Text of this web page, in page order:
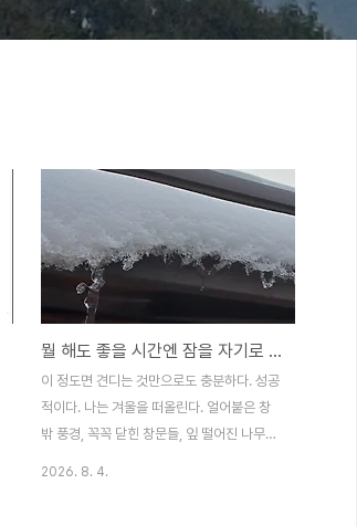
뭘 해도 좋을 시간엔 잠을 자기로 했다
이 정도면 견디는 것만으로도 충분하다. 성공
적이다. 나는 겨울을 떠올린다. 얼어붙은 창
밖 풍경, 꼭꼭 닫힌 창문들, 잎 떨어진 나무
2026. 8. 4.